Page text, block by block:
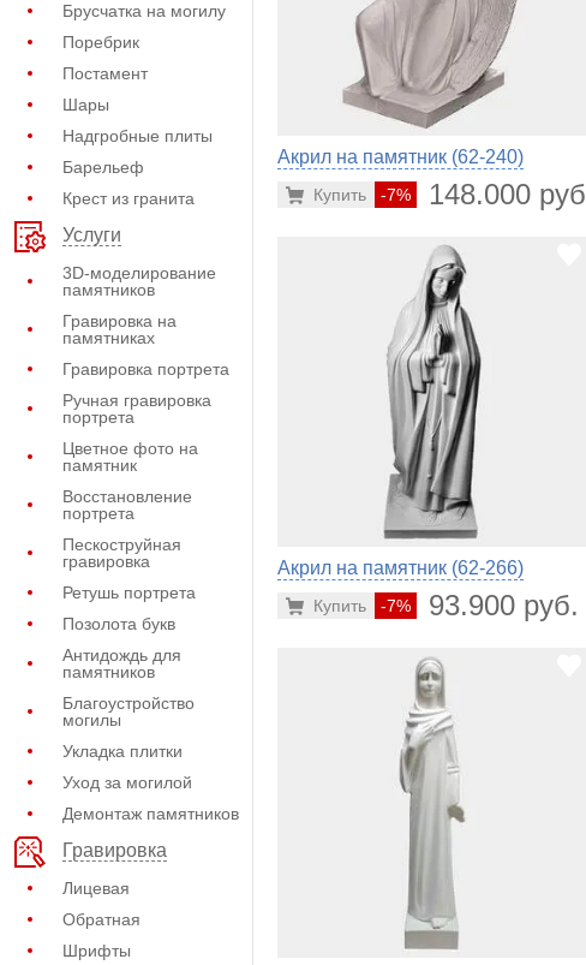
Брусчатка на могилу
Поребрик
Постамент
Шары
Надгробные плиты
Барельеф
Крест из гранита
Услуги
3D-моделирование
памятников
Гравировка на
памятниках
Гравировка портрета
Ручная гравировка
портрета
Цветное фото на
памятник
Восстановление
портрета
Пескоструйная
гравировка
Ретушь портрета
Позолота букв
Антидождь для
памятников
Благоустройство
могилы
Укладка плитки
Уход за могилой
Демонтаж памятников
Гравировка
Лицевая
Обратная
Шрифты
Акрил на памятник (62-240)
-7% 148.000 руб.
Купить
Акрил на памятник (62-266)
-7% 93.900 руб.
Купить